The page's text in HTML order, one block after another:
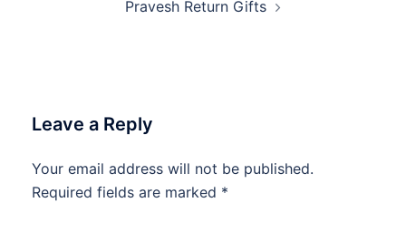
Pravesh Return Gifts
Leave a Reply
Your email address will not be published.
Required fields are marked *